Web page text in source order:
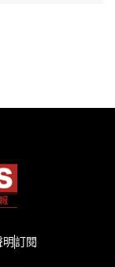
訂閱